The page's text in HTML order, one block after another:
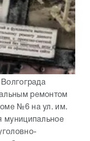
ремонтом
№6 на ул. им.
муниципальное